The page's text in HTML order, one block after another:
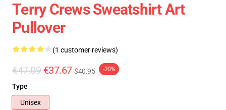
Terry Crews Sweatshirt Art
Pullover
(1 customer reviews)
€47.09 €37.67 $40.95 -20%
Type
Unisex